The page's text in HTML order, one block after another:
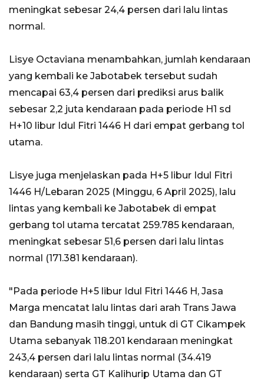
meningkat sebesar 24,4 persen dari lalu lintas
normal.
Lisye Octaviana menambahkan, jumlah kendaraan
yang kembali ke Jabotabek tersebut sudah
mencapai 63,4 persen dari prediksi arus balik
sebesar 2,2 juta kendaraan pada periode H1 sd
H+10 libur Idul Fitri 1446 H dari empat gerbang tol
utama.
Lisye juga menjelaskan pada H+5 libur Idul Fitri
1446 H/Lebaran 2025 (Minggu, 6 April 2025), lalu
lintas yang kembali ke Jabotabek di empat
gerbang tol utama tercatat 259.785 kendaraan,
meningkat sebesar 51,6 persen dari lalu lintas
normal (171.381 kendaraan).
"Pada periode H+5 libur Idul Fitri 1446 H, Jasa
Marga mencatat lalu lintas dari arah Trans Jawa
dan Bandung masih tinggi, untuk di GT Cikampek
Utama sebanyak 118.201 kendaraan meningkat
243,4 persen dari lalu lintas normal (34.419
kendaraan) serta GT Kalihurip Utama dan GT